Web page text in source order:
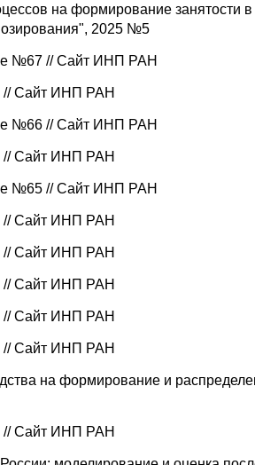
на формирование занятости
2025 №5
№67 // Сайт ИНП РАН
// Сайт ИНП РАН
№66 // Сайт ИНП РАН
// Сайт ИНП РАН
№65 // Сайт ИНП РАН
// Сайт ИНП РАН
// Сайт ИНП РАН
// Сайт ИНП РАН
// Сайт ИНП РАН
// Сайт ИНП РАН
на формирование и
// Сайт ИНП РАН